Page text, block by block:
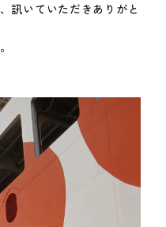
訊いていただきありがと